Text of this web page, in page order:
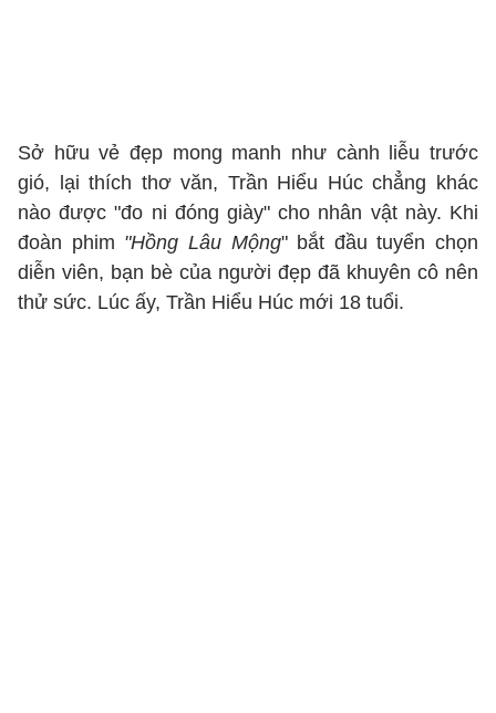
Sở hữu vẻ đẹp mong manh như cành liễu trước
gió, lại thích thơ văn, Trần Hiểu Húc chẳng khác
nào được "đo ni đóng giày" cho nhân vật này. Khi
đoàn phim "Hồng Lâu Mộng" bắt đầu tuyển chọn
diễn viên, bạn bè của người đẹp đã khuyên cô nên
thử sức. Lúc ấy, Trần Hiểu Húc mới 18 tuổi.